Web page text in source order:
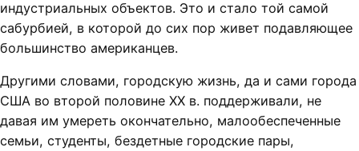
индустриальных объектов. Это и стало той самой
сабурбией, в которой до сих пор живет подавляющее
большинство американцев.
Другими словами, городскую жизнь, да и сами города
США во второй половине ХХ в. поддерживали, не
давая им умереть окончательно, малообеспеченные
семьи, студенты, бездетные городские пары,